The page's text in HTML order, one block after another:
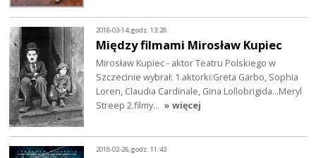
2018-03-14, godz. 13:28
Między filmami Mirosław Kupiec
Mirosław Kupiec - aktor Teatru Polskiego w
Szczecinie wybrał: 1.aktorki:Greta Garbo, Sophia
Loren, Claudia Cardinale, Gina Lollobrigida...Meryl
Streep 2.filmy… » więcej
2018-02-26, godz. 11:43